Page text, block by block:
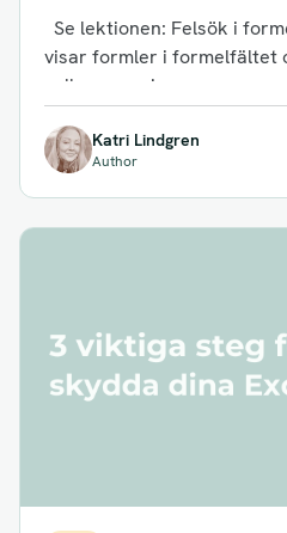
Felkontroll i Excel
Se lektionen: Felsök i
visar formler i formelfältet
cellen som vi...
Katri Lindgren
Author